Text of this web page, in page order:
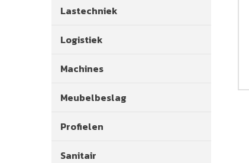
Lastechniek
Logistiek
Machines
Meubelbeslag
Profielen
Sanitair